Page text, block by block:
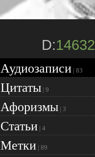
D:14632
Аудиозаписи | 83
Цитаты | 9
Афоризмы | 3
Статьи | 4
Метки | 89